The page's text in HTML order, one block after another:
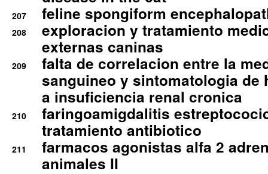
207 feline spongiform
208
exploracion y tratamiento
externas caninas
209
falta de correlacion entre la
sanguineo y sintomatologia de
a insuficiencia renal cronica
210
faringoamigdalitis
tratamiento antibiotico
211
farmacos agonistas alfa 2
animales II